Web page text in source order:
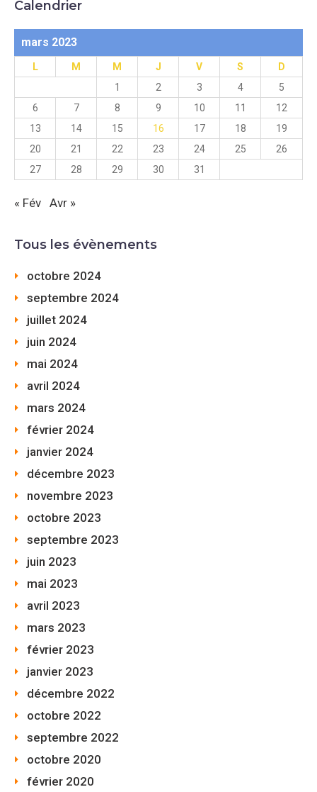
Calendrier
mars 2023
L M M J V S
D
1
2 3 4
5
6
7 8 9 10 11
12
13
14 15 16 17 18
19
20
21 22 23 24 25
26
27
28 29 30 31
« Fév Avr »
Tous les évènements
octobre 2024
septembre 2024
juillet 2024
juin 2024
mai 2024
avril 2024
mars 2024
février 2024
janvier 2024
décembre 2023
novembre 2023
octobre 2023
septembre 2023
juin 2023
mai 2023
avril 2023
mars 2023
février 2023
janvier 2023
décembre 2022
octobre 2022
septembre 2022
octobre 2020
février 2020